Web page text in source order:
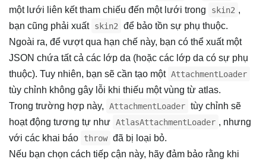
một lưới liên kết tham chiếu đến một lưới trong
skin2 ,
bạn cũng phải xuất skin2
để bảo tồn sự phụ thuộc.
Ngoài ra, để vượt qua hạn chế này, bạn có thể xuất một
JSON chứa tất cả các lớp da (hoặc các lớp da có sự phụ
thuộc). Tuy nhiên, bạn sẽ cần tạo một AttachmentLoader
tùy chỉnh không gây lỗi khi thiếu một vùng từ atlas.
Trong trường hợp này,
AttachmentLoader tùy chỉnh sẽ
hoạt động tương tự như AtlasAttachmentLoader , nhưng
với các khai báo
throw đã bị loại bỏ.
Nếu bạn chọn cách tiếp cận này, hãy đảm bảo rằng khi